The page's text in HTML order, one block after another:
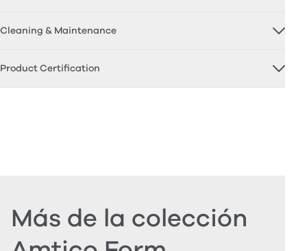
Cleaning & Maintenance
Product Certification
Más de la colección